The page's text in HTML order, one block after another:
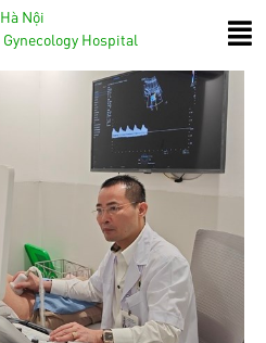
Nội
Hospital